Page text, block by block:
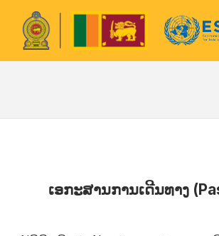
ເອກະສານການເດີນທາງ